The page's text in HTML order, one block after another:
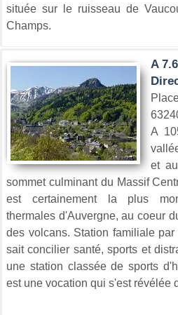
située sur le ruisseau de
Champs.
A
A
et
sommet culminant du Massif
est certainement la plus
thermales d'Auvergne, au coeur
des volcans. Station familiale
sait concilier santé, sports et
une station classée de sports
est une vocation qui s'est révélée